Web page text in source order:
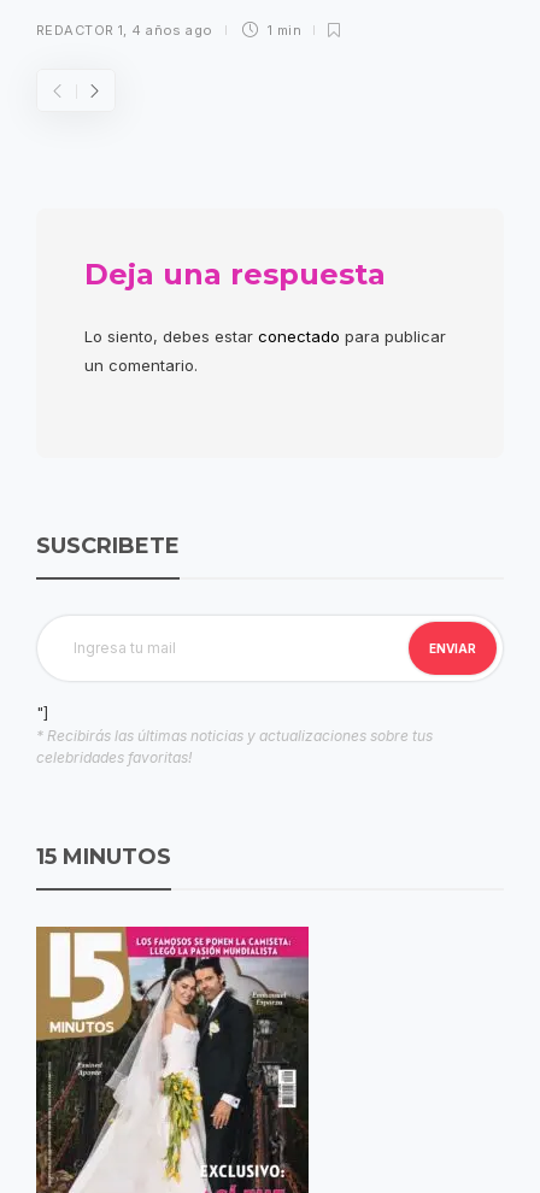
REDACTOR 1 4 años ago 1 min
Deja una respuesta
Lo siento, debes estar conectado para publicar
un comentario.
SUSCRIBETE
"]
* Recibirás las últimas noticias y actualizaciones sobre tus
celebridades favoritas!
15 MINUTOS